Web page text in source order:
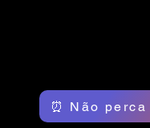
⏰ Não